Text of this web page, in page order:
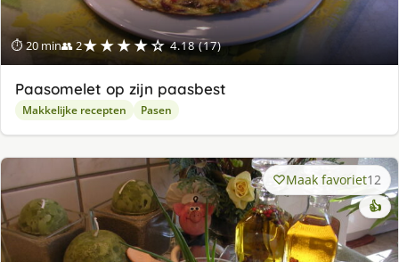
⏱ 20 min👥 2★★★★☆ 4.18 (17)
Paasomelet op zijn paasbest
Makkelijke recepten Pasen
Maak favoriet12
👍